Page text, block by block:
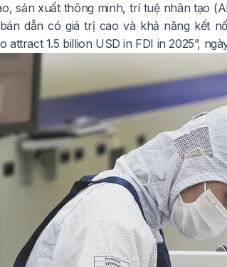
sản xuất thông minh, trí tuệ nhân tạo
dẫn có giá trị cao và khả năng kết
attract 1.5 billion USD in FDI in 2025”,